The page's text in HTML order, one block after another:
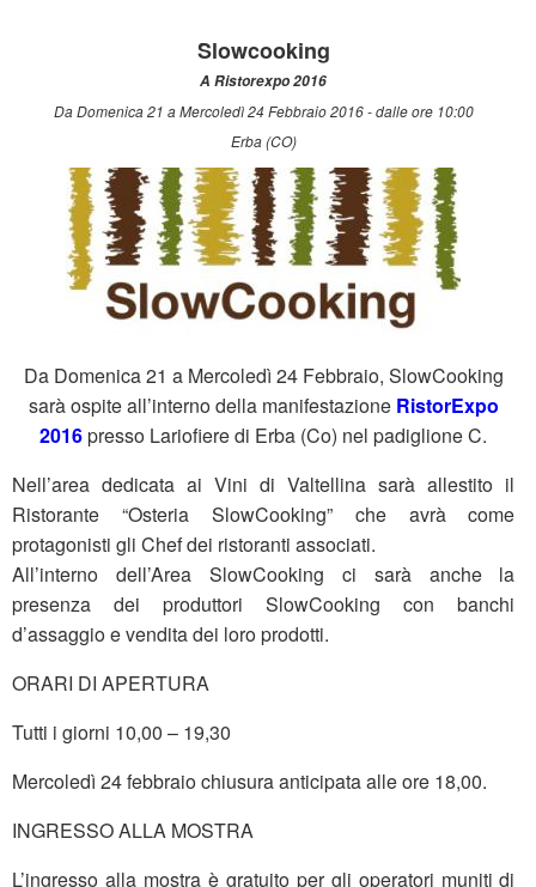
Slowcooking
A Ristorexpo 2016
Da Domenica 21 a Mercoledì 24 Febbraio 2016 - dalle ore 10:00
Erba (CO)
Da Domenica 21 a Mercoledì 24 Febbraio, SlowCooking
sarà ospite all’interno della manifestazione RistorExpo
2016presso Lariofiere di Erba (Co) nel padiglione C.
Nell’area dedicata ai Vini di Valtellina sarà allestito il
Ristorante “Osteria SlowCooking” che avrà come
protagonisti gli Chef dei ristoranti associati.
All’interno dell’Area SlowCooking ci sarà anche la
presenza dei produttori SlowCooking con banchi
d’assaggio e vendita dei loro prodotti.
ORARI DI APERTURA
Tutti i giorni 10,00 – 19,30
Mercoledì 24 febbraio chiusura anticipata alle ore 18,00.
INGRESSO ALLA MOSTRA
L’ingresso alla mostra è gratuito per gli operatori muniti di